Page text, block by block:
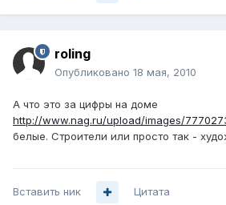
roling
Опубликовано 18 мая, 2010
А что это за цифры на доме
http://www.nag.ru/upload/images/
белые. Строители или просто так -
Вставить ник Цитата